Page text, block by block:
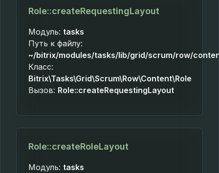
Role::createRequestingLayout
Модуль: tasks
Путь к файлу:
~/bitrix/modules/tasks/lib/grid/scrum/row/
Класс:
Bitrix\Tasks\Grid\Scrum\Row\Content\Role
Вызов: Role::createRequestingLayout
Role::createRoleLayout
Модуль: tasks